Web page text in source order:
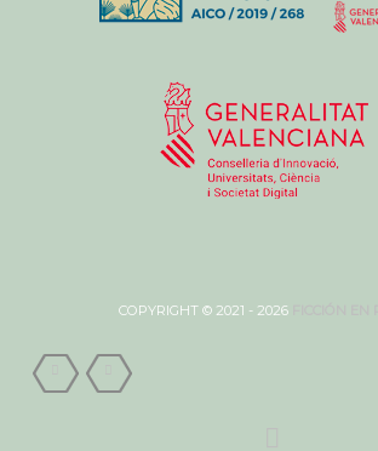
COPYRIGHT © 2021 - 2026